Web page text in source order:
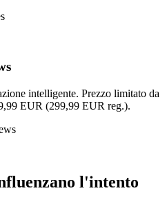
intelligente. Prezzo limitato da
EUR (299,99 EUR reg.).
l'intento